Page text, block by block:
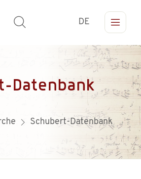
DE
Datenbank
Schubert-Datenbank